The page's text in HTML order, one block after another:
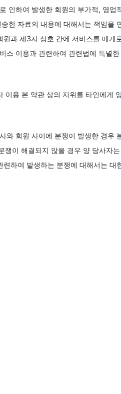
인하여 발생한 회원의 부가적, 영업
한 자료의 내용에 대해서는 책임을
과 제3자 상호 간에 서비스를 매개
이용과 관련하여 관련법에 특별
이용 본 약관 상의 지위를 타인에게
회원 사이에 분쟁이 발생한 경우
이 해결되지 않을 경우 양 당사자
하여 발생하는 분쟁에 대해서는 대